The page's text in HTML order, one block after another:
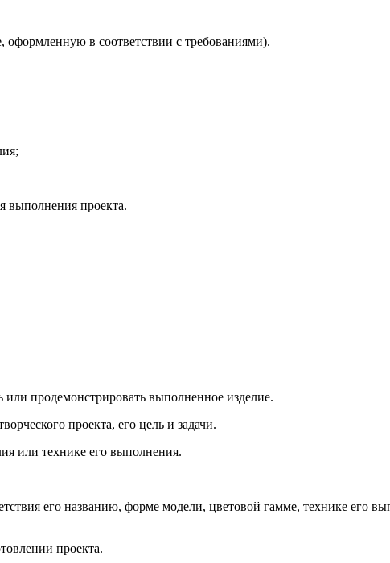
в соответствии с требованиями).
выполнения проекта.
или продемонстрировать выполненное изделие.
проекта, его цель и задачи.
или технике его выполнения.
его названию, форме модели, цветовой гамме, технике его
проекта.